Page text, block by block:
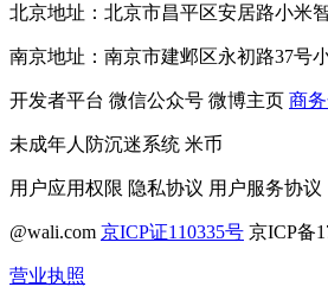
北京地址：北京市昌平区安居路小米
南京地址：南京市建邺区永初路37号
开发者平台 微信公众号 微博主页 商
未成年人防沉迷系统 米币
用户应用权限 隐私协议 用户服务协议
@wali.com 京ICP证110335号 京ICP备
营业执照